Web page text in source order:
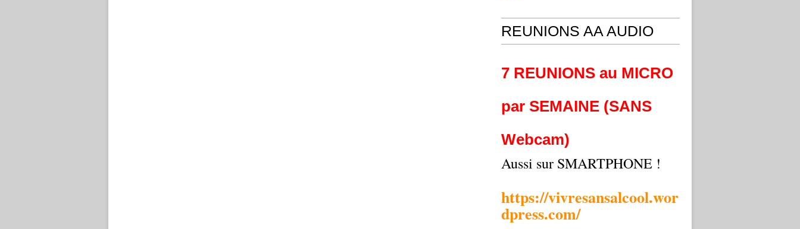
REUNIONS AA AUDIO
7 REUNIONS au MICRO
par SEMAINE (SANS
Webcam)
Aussi sur SMARTPHONE !
https://vivresansalcool.wor
dpress.com/